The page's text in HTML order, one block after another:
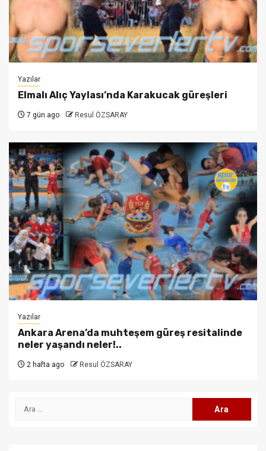
Yazılar
Elmalı Alıç Yaylası’nda Karakucak güreşleri
7 gün ago Resul ÖZSARAY
Yazılar
Ankara Arena’da muhteşem güreş resitalinde
neler yaşandı neler!..
2 hafta ago Resul ÖZSARAY
Arama: